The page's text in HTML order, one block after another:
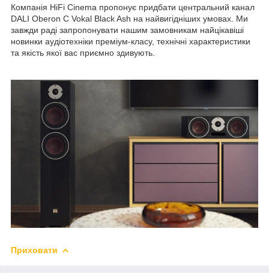
Компанія HiFi Cinema пропонує придбати центральний канал
DALI Oberon С Vokal Black Ash на найвигідніших умовах. Ми
завжди раді запропонувати нашим замовникам найцікавіші
новинки аудіотехніки преміум-класу, технічні характеристики
та якість якої вас приємно здивують.
Приховати